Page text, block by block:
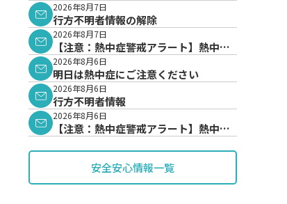
2026年8月7日
行方不明者情報の解除
2026年8月7日
【注意：熱中症警戒アラート】熱中症
警戒アラートが発表されています。
2026年8月6日
明日は熱中症にご注意ください
2026年8月6日
行方不明者情報
2026年8月6日
【注意：熱中症警戒アラート】熱中症
安全安心情報一覧